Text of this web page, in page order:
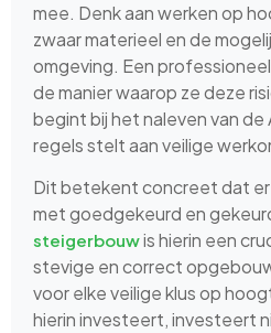
mee. Denk aan werken op
zwaar materieel en de
omgeving. Een
de manier waarop ze deze
begint bij het naleven van
regels stelt aan veilige
Dit betekent concreet dat
met goedgekeurd en
steigerbouwis hierin een
stevige en correct
voor elke veilige klus op
hierin investeert, investeert